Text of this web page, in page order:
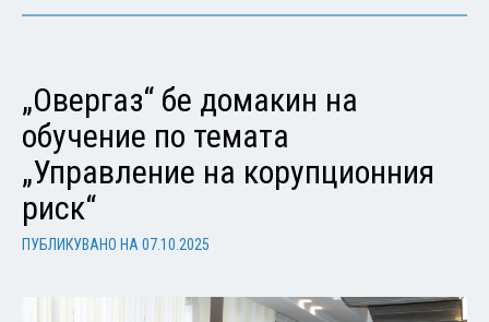
„Овергаз“ бе домакин на
обучение по темата
„Управление на корупционния
риск“
ПУБЛИКУВАНО НА 07.10.2025